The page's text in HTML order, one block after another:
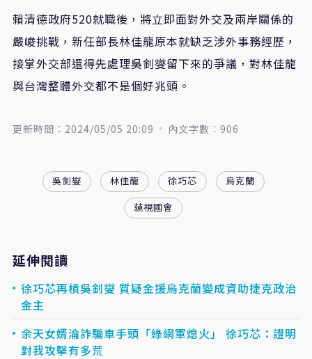
賴清德政府520就職後，將立即面對外交及兩岸關係的
嚴峻挑戰，新任部長林佳龍原本就缺乏涉外事務經歷，
接掌外交部還得先處理吳釗燮留下來的爭議，對林佳龍
與台灣整體外交都不是個好兆頭。
更新時間：2024/05/05 20:09 內文字數：906
吳釗燮 林佳龍 徐巧芯
烏克蘭
藐視國會
延伸閱讀
徐巧芯再槓吳釗燮 質疑金援烏克蘭變成資助捷克政治
金主
余天女婿淪詐騙車手頭「綠網軍熄火」 徐巧芯：證明
對我攻擊有多荒